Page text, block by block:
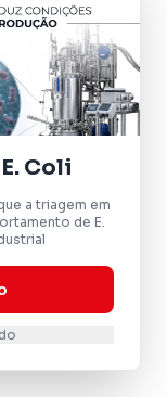
Coli
a triagem em
de E.